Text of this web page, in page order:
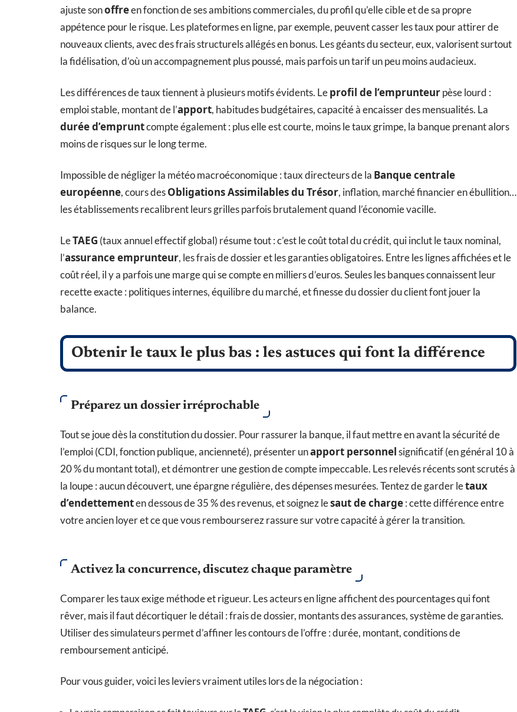
ajuste sonoffreen fonction de ses ambitions commerciales, du profil qu’elle cible et de sa propre
appétence pour le risque. Les plateformes en ligne, par exemple, peuvent casser les taux pour attirer de
nouveaux clients, avec des frais structurels allégés en bonus. Les géants du secteur, eux, valorisent surtout
la fidélisation, d’où un accompagnement plus poussé, mais parfois un tarif un peu moins audacieux.
Les différences de taux tiennent à plusieurs motifs évidents. Leprofil de l’emprunteurpèse lourd :
emploi stable, montant de l’apport, habitudes budgétaires, capacité à encaisser des mensualités. La
durée d’empruntcompte également : plus elle est courte, moins le taux grimpe, la banque prenant alors
moins de risques sur le long terme.
Impossible de négliger la météo macroéconomique : taux directeurs de la Banque centrale
européenne, cours desObligations Assimilables du Trésor, inflation, marché financier en ébullition…
les établissements recalibrent leurs grilles parfois brutalement quand l’économie vacille.
LeTAEG (taux annuel effectif global) résume tout : c’est le coût total du crédit, qui inclut le taux nominal,
l’assurance emprunteur, les frais de dossier et les garanties obligatoires. Entre les lignes affichées et le
coût réel, il y a parfois une marge qui se compte en milliers d’euros. Seules les banques connaissent leur
recette exacte : politiques internes, équilibre du marché, et finesse du dossier du client font jouer la
balance.
Obtenir le taux le plus bas : les astuces qui font la différence
Préparez un dossier irréprochable
Tout se joue dès la constitution du dossier. Pour rassurer la banque, il faut mettre en avant la sécurité de
l’emploi (CDI, fonction publique, ancienneté), présenter unapport personnelsignificatif (en général 10 à
20 % du montant total), et démontrer une gestion de compte impeccable. Les relevés récents sont scrutés à
la loupe : aucun découvert, une épargne régulière, des dépenses mesurées. Tentez de garder letaux
d’endettementen dessous de 35 % des revenus, et soignez lesaut de charge: cette différence entre
votre ancien loyer et ce que vous rembourserez rassure sur votre capacité à gérer la transition.
Activez la concurrence, discutez chaque paramètre
Comparer les taux exige méthode et rigueur. Les acteurs en ligne affichent des pourcentages qui font
rêver, mais il faut décortiquer le détail : frais de dossier, montants des assurances, système de garanties.
Utiliser des simulateurs permet d’affiner les contours de l’offre : durée, montant, conditions de
remboursement anticipé.
Pour vous guider, voici les leviers vraiment utiles lors de la négociation :